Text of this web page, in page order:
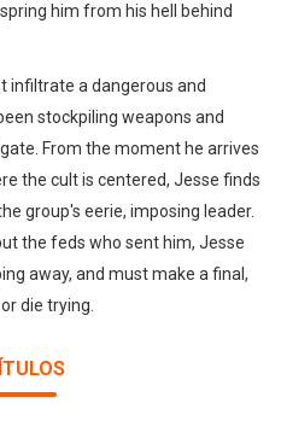
him from his hell behind
infiltrate a dangerous and
stockpiling weapons and
From the moment he arrives
the cult is centered, Jesse finds
group's eerie, imposing leader.
the feds who sent him, Jesse
away, and must make a final,
die trying.